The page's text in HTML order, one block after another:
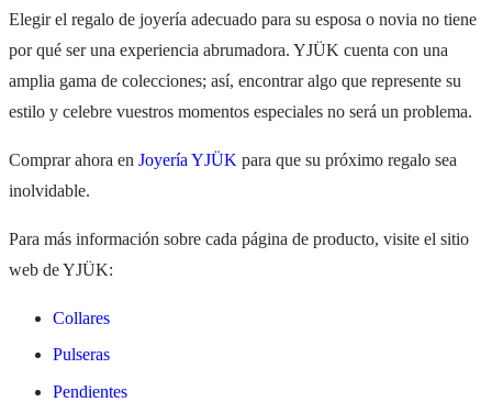
Elegir el regalo de joyería adecuado para su esposa o novia no tiene
por qué ser una experiencia abrumadora. YJÜK cuenta con una
amplia gama de colecciones; así, encontrar algo que represente su
estilo y celebre vuestros momentos especiales no será un problema.
Comprar ahora en Joyería YJÜK para que su próximo regalo sea
inolvidable.
Para más información sobre cada página de producto, visite el sitio
web de YJÜK:
Collares
Pulseras
Pendientes